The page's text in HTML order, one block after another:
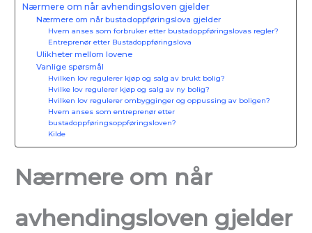
Nærmere om når avhendingsloven gjelder
Nærmere om når bustadoppføringslova gjelder
Hvem anses som forbruker etter bustadoppføringslovas regler?
Entreprenør etter Bustadoppføringslova
Ulikheter mellom lovene
Vanlige spørsmål
Hvilken lov regulerer kjøp og salg av brukt bolig?
Hvilke lov regulerer kjøp og salg av ny bolig?
Hvilken lov regulerer ombygginger og oppussing av boligen?
Hvem anses som entreprenør etter
bustadoppføringsoppføringsloven?
Kilde
Nærmere om når
avhendingsloven gjelder